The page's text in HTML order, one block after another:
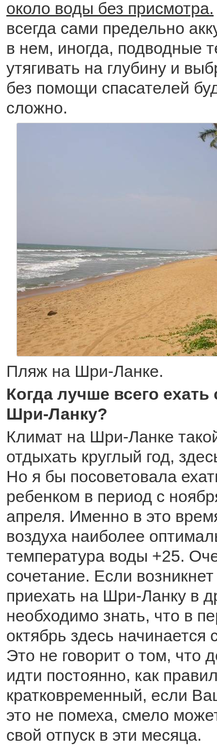
около воды без присмотра.
всегда сами предельно
в нем, иногда, подводные
утягивать на глубину и
без помощи спасателей
сложно.
Пляж на Шри-Ланке.
Когда лучше всего
Шри-Ланку?
Климат на Шри-Ланке
отдыхать круглый год,
Но я бы посоветовала
ребенком в период с
апреля. Именно в это
воздуха наиболее
температура воды +25.
сочетание. Если
приехать на Шри-Ланку в
необходимо знать, что в
октябрь здесь начинается
Это не говорит о том, что
идти постоянно, как
кратковременный, если
это не помеха, смело
свой отпуск в эти месяца.